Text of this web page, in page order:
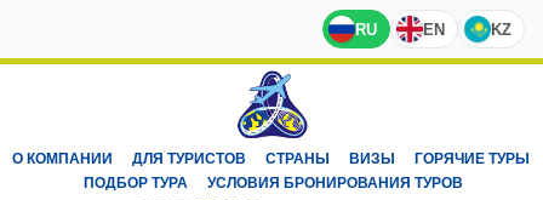
RU EN KZ
О КОМПАНИИ ДЛЯ ТУРИСТОВ СТРАНЫ ВИЗЫ
ГОРЯЧИЕ ТУРЫ
ПОДБОР ТУРА
УСЛОВИЯ БРОНИРОВАНИЯ ТУРОВ